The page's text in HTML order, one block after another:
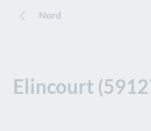
Nord
Elincourt